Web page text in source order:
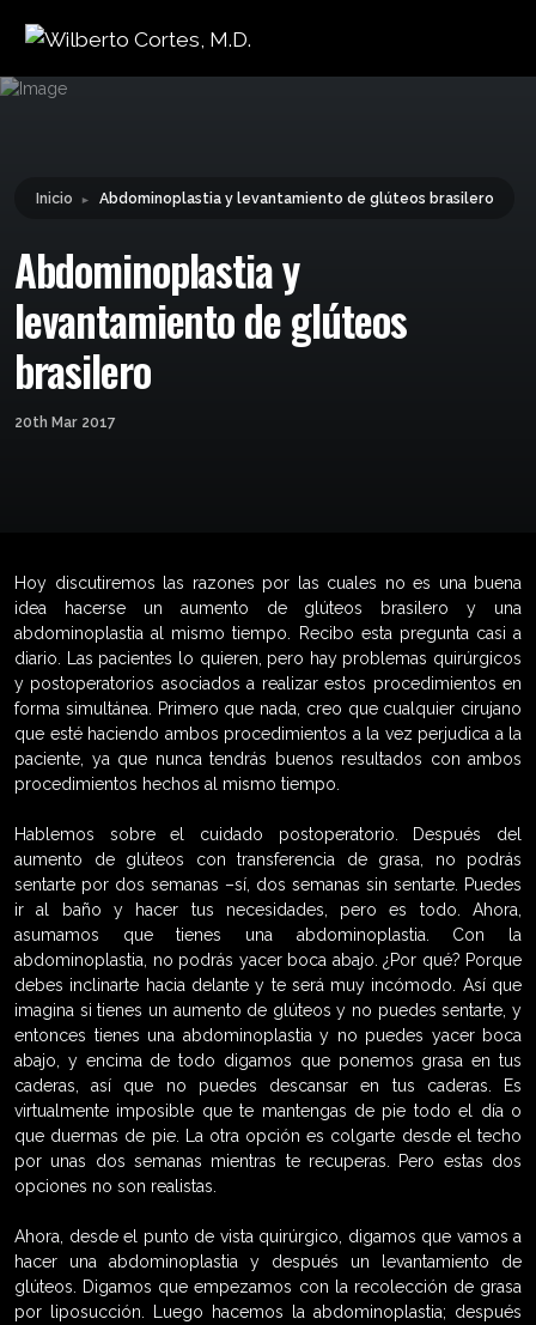
Leyendo:
levantamiento de glúteos
Inicio ► Abdominoplastia y levantamiento de glúteos brasilero
Abdominoplastia y
levantamiento de glúteos
brasilero
20th Mar 2017
Hoy discutiremos las razones por las cuales no es una buena
idea hacerse un aumento de glúteos brasilero y una
abdominoplastia al mismo tiempo. Recibo esta pregunta casi a
diario. Las pacientes lo quieren, pero hay problemas quirúrgicos
y postoperatorios asociados a realizar estos procedimientos en
forma simultánea. Primero que nada, creo que cualquier cirujano
que esté haciendo ambos procedimientos a la vez perjudica a la
paciente, ya que nunca tendrás buenos resultados con ambos
procedimientos hechos al mismo tiempo.
Hablemos sobre el cuidado postoperatorio. Después del
aumento de glúteos con transferencia de grasa, no podrás
sentarte por dos semanas –sí, dos semanas sin sentarte. Puedes
ir al baño y hacer tus necesidades, pero es todo. Ahora,
asumamos que tienes una abdominoplastia. Con la
abdominoplastia, no podrás yacer boca abajo. ¿Por qué? Porque
debes inclinarte hacia delante y te será muy incómodo. Así que
imagina si tienes un aumento de glúteos y no puedes sentarte, y
entonces tienes una abdominoplastia y no puedes yacer boca
abajo, y encima de todo digamos que ponemos grasa en tus
caderas, así que no puedes descansar en tus caderas. Es
virtualmente imposible que te mantengas de pie todo el día o
que duermas de pie. La otra opción es colgarte desde el techo
por unas dos semanas mientras te recuperas. Pero estas dos
opciones no son realistas.
Ahora, desde el punto de vista quirúrgico, digamos que vamos a
hacer una abdominoplastia y después un levantamiento de
glúteos. Digamos que empezamos con la recolección de grasa
por liposucción. Luego hacemos la abdominoplastia; después